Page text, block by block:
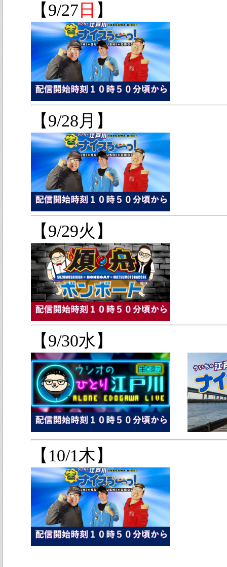
【9/27 日 】
【9/28月】
【9/29火】
【9/30水】
【10/1木】